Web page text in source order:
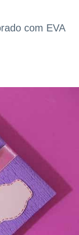
com EVA